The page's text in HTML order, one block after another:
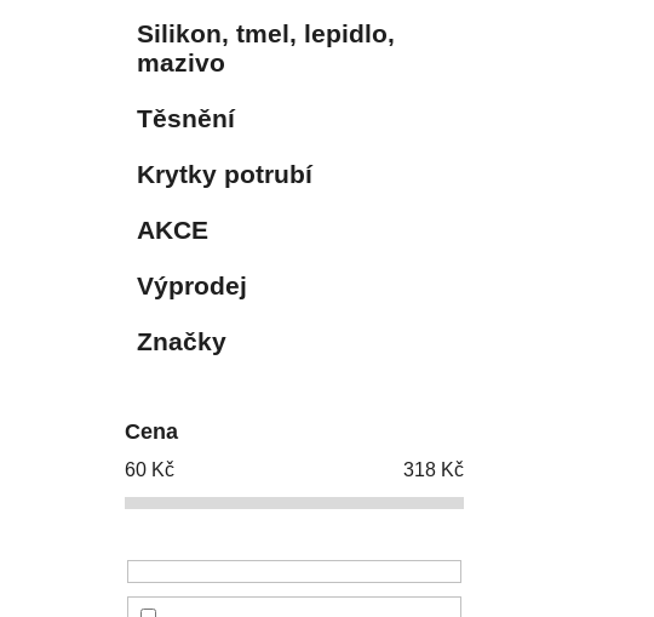
Silikon, tmel, lepidlo,
mazivo
Těsnění
Krytky potrubí
AKCE
Výprodej
Značky
Cena
60 Kč 318 Kč